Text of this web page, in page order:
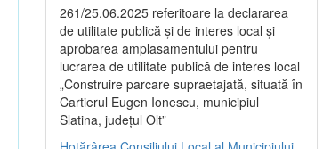
261/25.06.2025 referitoare la declararea
de utilitate publică și de interes local și
aprobarea amplasamentului pentru
lucrarea de utilitate publică de interes local
„Construire parcare supraetajată, situată în
Cartierul Eugen Ionescu, municipiul
Slatina, județul Olt”